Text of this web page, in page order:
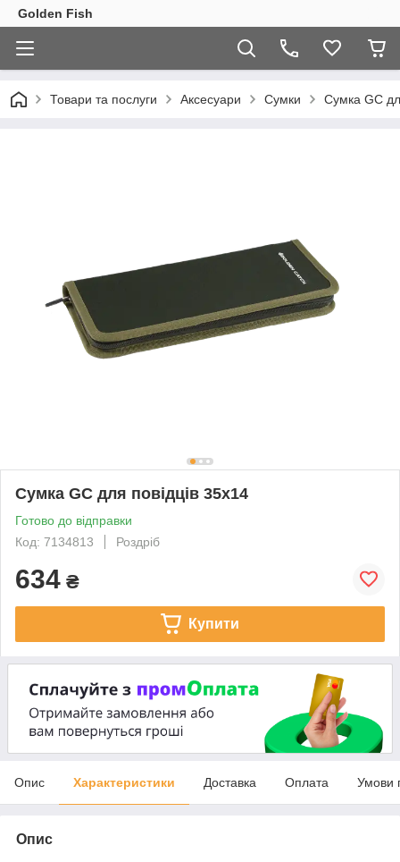
Golden Fish
Товари та послуги Аксесуари Сумки Сумка GC
Сумка GC для повідців 35x14
Готово до відправки
Код: 7134813
Роздріб
634 ₴
Купити
Опис Характеристики Доставка Оплата Умови
Опис